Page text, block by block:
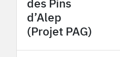
d’Alep
(Projet PAG)